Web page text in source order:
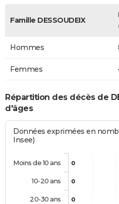
Famille DESSOUDEIX
Hommes
Femmes
Répartition des décès de
d'âges
Données exprimées en
Insee)
0
0
0
Moins de 10 ans
10-20 ans
20-30 ans